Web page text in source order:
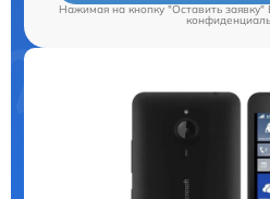
Нажимая на кнопку "Оставить